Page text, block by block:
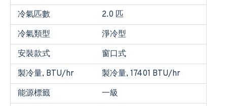
冷氣匹數
2.0 匹
冷氣類型
淨冷型
安裝款式
窗口式
製冷量, BTU/hr
製冷量, 17401 BTU/hr
能源標籤
一級